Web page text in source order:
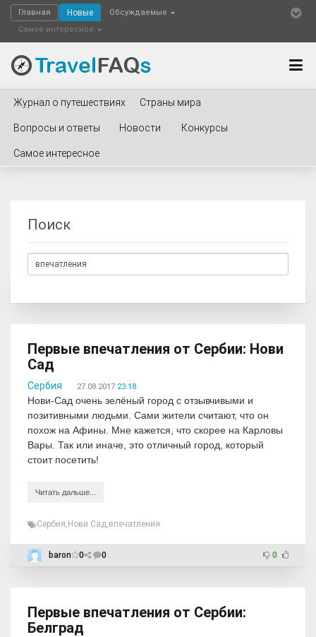
Главная Новые
Обсуждаемые
Самое интересное
Журнал о путешествиях Страны мира
Вопросы и ответы Новости Конкурсы
Самое интересное
Поиск
Первые впечатления от Сербии: Нови
Сад
Сербия 27.08.2017 23:18
Нови-Сад очень зелёный город с отзывчивыми и
позитивными людьми. Сами жители считают, что он
похож на Афины. Мне кажется, что скорее на Карловы
Вары. Так или иначе, это отличный город, который
стоит посетить!
Читать дальше...
Сербия, Нови Сад,впечатления
baron 0 0 0
Первые впечатления от Сербии:
Белград